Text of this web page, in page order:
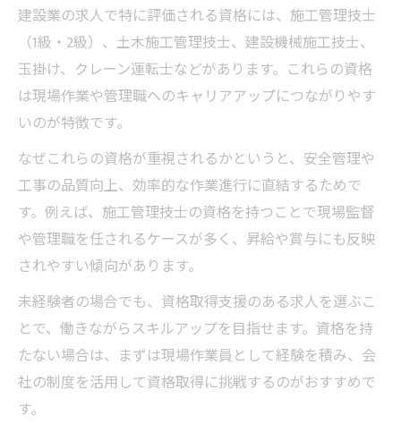
建設業の求人で特に評価される資格には、施工管理技士
（1級・2級）、土木施工管理技士、建設機械施工技士、
玉掛け、クレーン運転士などがあります。これらの資格
は現場作業や管理職へのキャリアアップにつながりやす
いのが特徴です。
なぜこれらの資格が重視されるかというと、安全管理や
工事の品質向上、効率的な作業進行に直結するためで
す。例えば、施工管理技士の資格を持つことで現場監督
や管理職を任されるケースが多く、昇給や賞与にも反映
されやすい傾向があります。
未経験者の場合でも、資格取得支援のある求人を選ぶこ
とで、働きながらスキルアップを目指せます。資格を持
たない場合は、まずは現場作業員として経験を積み、会
社の制度を活用して資格取得に挑戦するのがおすすめで
す。